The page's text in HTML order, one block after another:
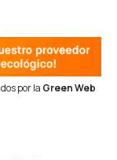
por la Green Web